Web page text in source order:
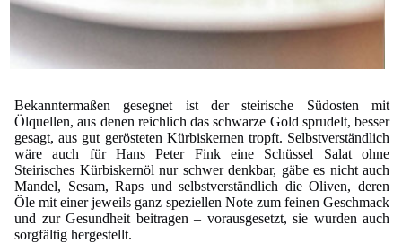
Bekanntermaßen gesegnet ist der steirische Südosten mit
Ölquellen, aus denen reichlich das schwarze Gold sprudelt, besser
gesagt, aus gut gerösteten Kürbiskernen tropft. Selbstverständlich
wäre auch für Hans Peter Fink eine Schüssel Salat ohne
Steirisches Kürbiskernöl nur schwer denkbar, gäbe es nicht auch
Mandel, Sesam, Raps und selbstverständlich die Oliven, deren
Öle mit einer jeweils ganz speziellen Note zum feinen Geschmack
und zur Gesundheit beitragen – vorausgesetzt, sie wurden auch
sorgfältig hergestellt.